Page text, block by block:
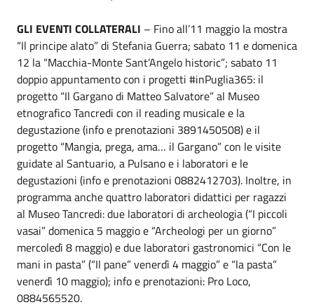
GLI EVENTI COLLATERALI – Fino all’11 maggio la mostra
“Il principe alato” di Stefania Guerra; sabato 11 e domenica
12 la “Macchia-Monte Sant’Angelo historic”; sabato 11
doppio appuntamento con i progetti #inPuglia365: il
progetto “Il Gargano di Matteo Salvatore” al Museo
etnografico Tancredi con il reading musicale e la
degustazione (info e prenotazioni 3891450508) e il
progetto “Mangia, prega, ama… il Gargano” con le visite
guidate al Santuario, a Pulsano e i laboratori e le
degustazioni (info e prenotazioni 0882412703). Inoltre, in
programma anche quattro laboratori didattici per ragazzi
al Museo Tancredi: due laboratori di archeologia (“I piccoli
vasai” domenica 5 maggio e “Archeologi per un giorno”
mercoledì 8 maggio) e due laboratori gastronomici “Con le
mani in pasta” (“Il pane” venerdì 4 maggio” e “la pasta”
venerdì 10 maggio); info e prenotazioni: Pro Loco,
0884565520.